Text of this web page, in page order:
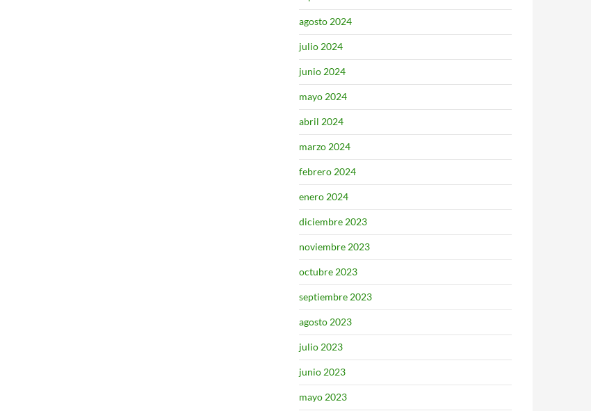
agosto 2024
julio 2024
junio 2024
mayo 2024
abril 2024
marzo 2024
febrero 2024
enero 2024
diciembre 2023
noviembre 2023
octubre 2023
septiembre 2023
agosto 2023
julio 2023
junio 2023
mayo 2023